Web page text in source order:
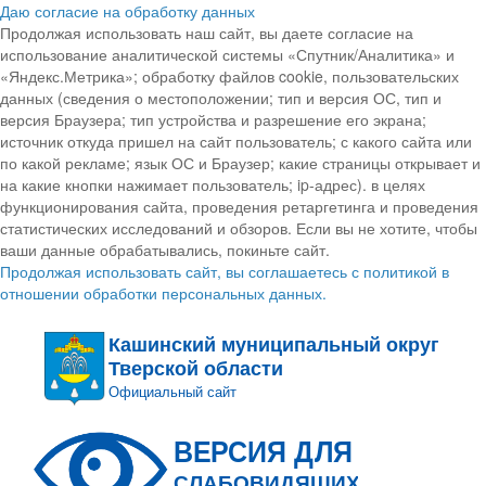
Даю согласие на обработку данных
Продолжая использовать наш сайт, вы даете согласие на
использование аналитической системы «Спутник/Аналитика» и
«Яндекс.Метрика»; обработку файлов cookie, пользовательских
данных (сведения о местоположении; тип и версия ОС, тип и
версия Браузера; тип устройства и разрешение его экрана;
источник откуда пришел на сайт пользователь; с какого сайта или
по какой рекламе; язык ОС и Браузер; какие страницы открывает и
на какие кнопки нажимает пользователь; ip-адрес). в целях
функционирования сайта, проведения ретаргетинга и проведения
статистических исследований и обзоров. Если вы не хотите, чтобы
ваши данные обрабатывались, покиньте сайт.
Продолжая использовать сайт, вы соглашаетесь с политикой в
отношении обработки персональных данных.